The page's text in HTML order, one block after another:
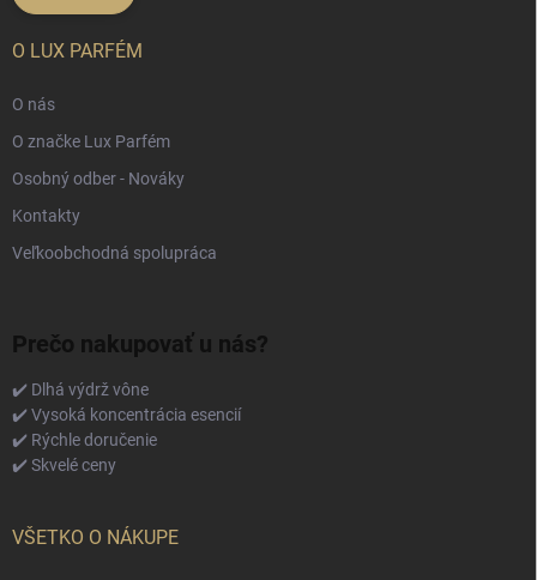
O LUX PARFÉM
O nás
O značke Lux Parfém
Osobný odber - Nováky
Kontakty
Veľkoobchodná spolupráca
Prečo nakupovať u nás?
✔️ Dlhá výdrž vône
✔️ Vysoká koncentrácia esencií
✔️ Rýchle doručenie
✔️ Skvelé ceny
VŠETKO O NÁKUPE